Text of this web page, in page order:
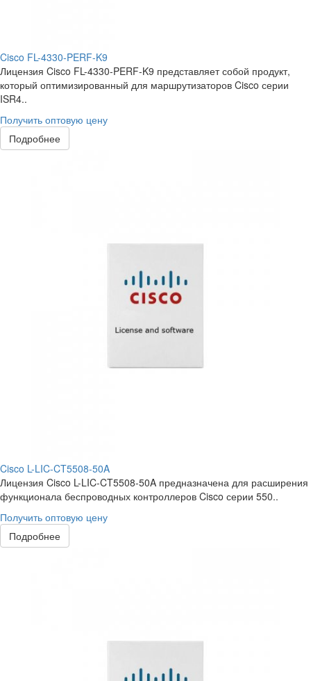
Cisco FL-4330-PERF-K9
Лицензия Cisco FL-4330-PERF-K9 представляет собой продукт,
который оптимизированный для маршрутизаторов Cisco серии
ISR4..
Получить оптовую цену
Подробнее
Cisco L-LIC-CT5508-50A
Лицензия Cisco L-LIC-CT5508-50A предназначена для расширения
функционала беспроводных контроллеров Cisco серии 550..
Получить оптовую цену
Подробнее